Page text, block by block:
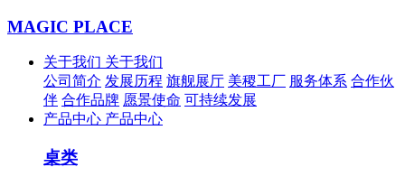
MAGIC PLACE
关于我们 关于我们
公司简介 发展历程 旗舰展厅 美稷工厂 服务体系 合作伙
伴 合作品牌 愿景使命 可持续发展
产品中心 产品中心
桌类